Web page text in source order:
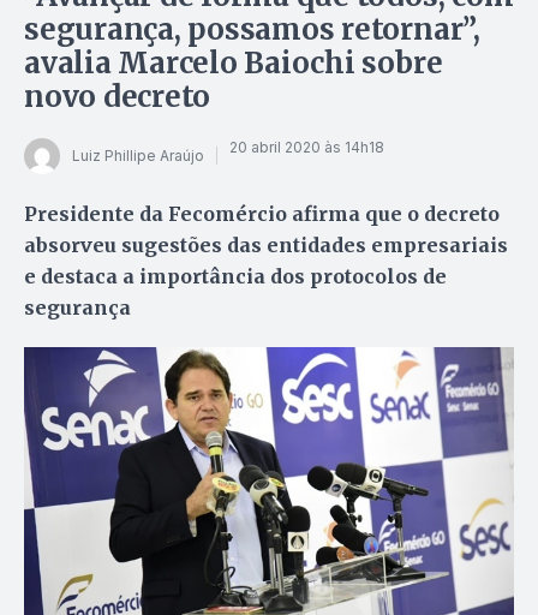
segurança, possamos retornar”,
avalia Marcelo Baiochi sobre
novo decreto
Luiz Phillipe Araújo 20 abril 2020 às 14h18
Presidente da Fecomércio afirma que o decreto
absorveu sugestões das entidades empresariais
e destaca a importância dos protocolos de
segurança